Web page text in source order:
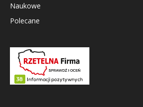
Naukowe
Polecane